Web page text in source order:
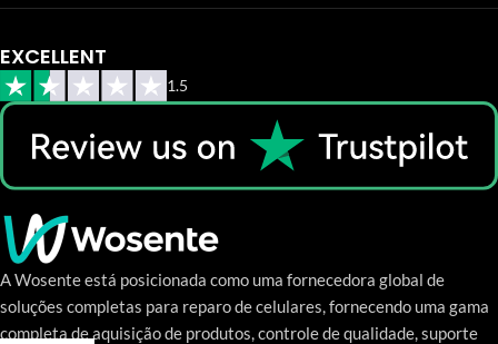
EXCELLENT
1.5
A Wosente está posicionada como uma fornecedora global de
soluções completas para reparo de celulares, fornecendo uma gama
completa de aquisição de produtos, controle de qualidade, suporte